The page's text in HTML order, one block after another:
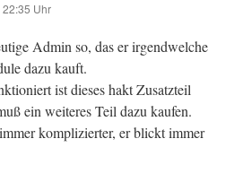
Uhr
Admin so, das er irgendwelche
dazu kauft.
ist dieses hakt Zusatzteil
ein weiteres Teil dazu kaufen.
komplizierter, er blickt immer